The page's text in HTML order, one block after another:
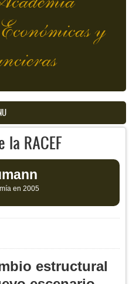
y
la RACEF
en 2005
estructural